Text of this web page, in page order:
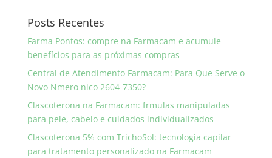
Posts Recentes
Farma Pontos: compre na Farmacam e acumule
benefícios para as próximas compras
Central de Atendimento Farmacam: Para Que Serve o
Novo Nmero nico 2604-7350?
Clascoterona na Farmacam: frmulas manipuladas
para pele, cabelo e cuidados individualizados
Clascoterona 5% com TrichoSol: tecnologia capilar
para tratamento personalizado na Farmacam